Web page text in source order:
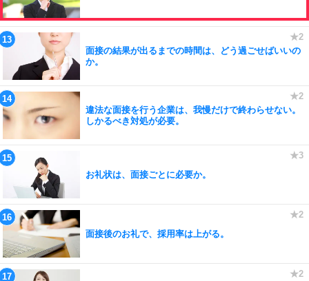
面接の結果が出るまでの時間は、どう過ごせばいいの
か。
違法な面接を行う企業は、我慢だけで終わらせない。
しかるべき対処が必要。
お礼状は、面接ごとに必要か。
面接後のお礼で、採用率は上がる。